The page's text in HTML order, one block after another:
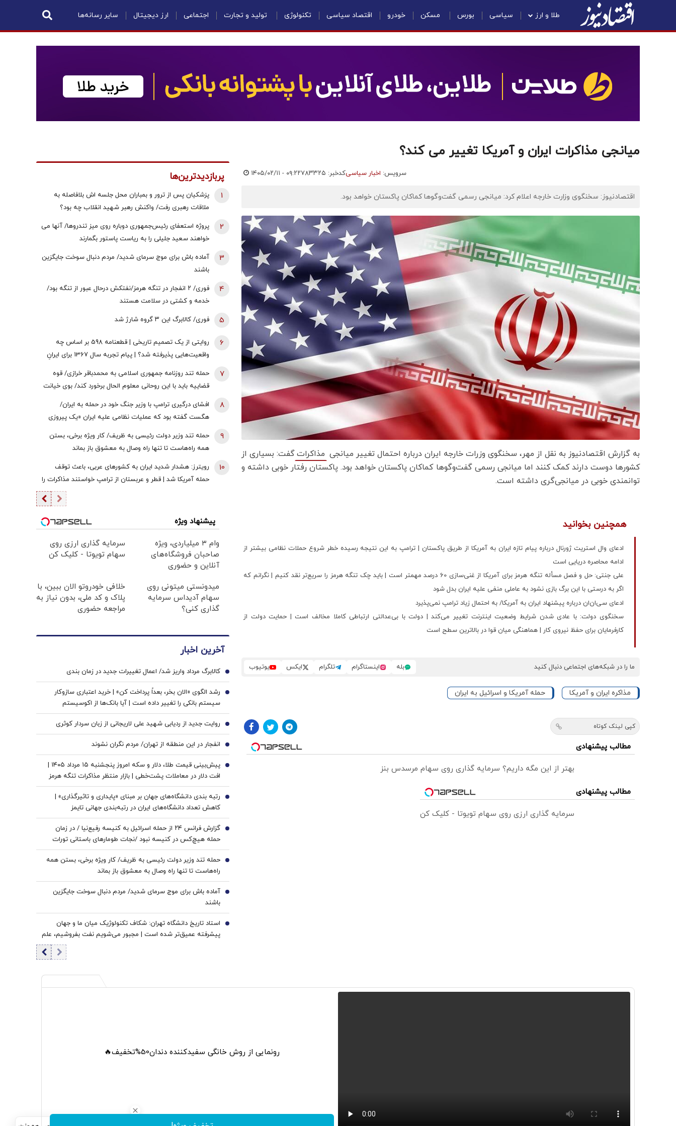
طلا و ارز سیاسی بورس مسکن خودرو اقتصاد سیاسی تکنولوژی تولید و تجارت اجتماعی ارز دیجیتال سایر رسانه‌ها
میانجی مذاکرات ایران و آمریکا تغییر می کند؟
سرویس: اخبار سیاسیکدخبر: ۷۸۳۳۲۵ ۱۴۰۵/۰۲/۱۱ - ۰۹:۲۲
اقتصادنیوز: سخنگوی وزارت خارجه اعلام کرد: میانجی رسمی گفت‌وگوها کماکان پاکستان خواهد بود.
به گزارش اقتصادنیوز به نقل از مهر، سخنگوی وزرات خارجه ایران درباره احتمال تغییر میانجی مذاکراتگفت: بسیاری از
کشورها دوست دارند کمک کنند اما میانجی رسمی گفت‌وگوها کماکان پاکستان خواهد بود. پاکستان رفتار خوبی داشته و
توانمندی خوبی در میانجی‌گری داشته است.
همچنین بخوانید
ادعای وال استریت ژورنال درباره پیام تازه ایران به آمریکا از طریق پاکستان | ترامپ به این نتیجه رسیده خطر شروع حملات نظامی بیشتر از
ادامه محاصره دریایی است
علی جنتی: حل و فصل مسأله تنگه هرمز برای آمریکا از غنی‌سازی 60 درصد مهمتر است | باید چک تنگه هرمز را سریع‌تر نقد کنیم | نگرانم که
اگر به درستی با این برگ بازی نشود به عاملی منفی علیه ایران بدل شود
ادعای سی‌ان‌ان درباره پیشنهاد ایران به آمریکا/ به احتمال زیاد ترامپ نمی‌پذیرد
سخنگوی دولت: با عادی شدن شرایط وضعیت اینترنت تغییر می‌کند | دولت با بی‌عدالتی ارتباطی کاملا مخالف است | حمایت دولت از
کارفرمایان برای حفظ نیروی کار | هماهنگی میان قوا در بالاترین سطح است
ما را در شبکه‌های اجتماعی دنبال کنید بله اینستاگرام تلگرام ایکس یوتیوب
مذاکره ایران و آمریکا حمله آمریکا و اسرائیل به ایران
کپی لینک کوتاه
مطالب پیشنهادی
بهتر از این مگه داریم؟ سرمایه گذاری روی سهام مرسدس بنز
مطالب پیشنهادی
سرمایه گذاری ارزی روی سهام تویوتا - کلیک کن
پربازدیدترین‌ها
پزشکیان پس از ترور و بمباران محل جلسه ‌اش بلافاصله به
ملاقات رهبری رفت/ واکنش رهبر شهید انقلاب چه بود؟
1
پروژه استعفای رئیس‌جمهوری دوباره روی میز تندروها/ آنها می
خواهند سعید جلیلی را به ریاست پاستور بگمارند
2
آماده باش برای موج سرمای شدید/ مردم دنبال سوخت جایگزین
باشند
3
فوری/ ۲ انفجار در تنگه هرمز/نفتکش درحال عبور از تنگه بود/
خدمه و کشتی در سلامت هستند
4
فوری/ کالابرگ این ۳ گروه شارژ شد 5
روایتی از یک تصمیم تاریخی | قطعنامه 598 بر اساس چه
واقعیت‌هایی پذیرفته شد؟ | پیام تجربه سال 1367 برای ایرانِ
6
حمله تند روزنامه جمهوری اسلامی به محمدباقر خرازی/ قوه
قضاییه باید با این روحانی معلوم الحال برخورد کند/ بوی خیانت
به مشام می‌رسد
7
افشای درگیری ترامپ با وزیر جنگ خود در حمله به ایران/
هگست گفته بود که عملیات نظامی علیه ایران «یک پیروزی‌
8
حمله تند وزیر دولت رئیسی به ظریف/ کار ویژه برخی، بستن
همه راه‌هاست تا تنها راه وصال به معشوق باز بماند
9
رویترز: هشدار شدید ایران به کشورهای عربی، باعث توقف
حمله آمریکا شد | قطر و عربستان از ترامپ خواستند مذاکرات را
از سر بگیرد | زیرساخت‌های حیاتی انرژی هدف قرار خواهند
10
پیشنهاد ویژه
وام ۳ میلیاردی، ویژه
صاحبان فروشگاه‌های
آنلاین و حضوری
سرمایه گذاری ارزی روی
سهام تویوتا - کلیک کن
میدونستی میتونی روی
سهام آدیداس سرمایه
گذاری کنی؟
خلافی خودروتو الان ببین، با
پلاک و کد ملی، بدون نیاز به
مراجعه حضوری
آخرین اخبار
کالابرگ مرداد واریز شد/ اعمال تغییرات جدید در زمان بندی 1
رشد الگوی «الان بخر، بعداً پرداخت کن» | خرید اعتباری سازوکار
سیستم بانکی را تغییر داده است | آیا بانک‌ها از اکوسیستم
پرداخت خرد کنار گذاشته می‌شوند؟
2
روایت جدید از ردیابی شهید علی لاریجانی از زبان سردار کوثری 3
انفجار در این منطقه از تهران/ مردم نگران نشوند 4
پیش‌بینی قیمت طلا، دلار و سکه امروز پنجشنبه ۱۵ مرداد ۱۴۰۵ |
افت دلار در معاملات پشت‌خطی | بازار منتظر مذاکرات تنگه هرمز
5
رتبه بندی دانشگاه‌های جهان بر مبنای «پایداری و تاثیرگذاری» |
کاهش تعداد دانشگاه‌های ایران در رتبه‌بندی جهانی تایمز
6
گزارش فرانس ۲۴ از حمله اسرائیل به کنیسه رفیع‌نیا / در زمان
حمله هیچ‌کس در کنیسه نبود /نجات طومارهای باستانی تورات
7
حمله تند وزیر دولت رئیسی به ظریف/ کار ویژه برخی، بستن همه
راه‌هاست تا تنها راه وصال به معشوق باز بماند
8
آماده باش برای موج سرمای شدید/ مردم دنبال سوخت جایگزین
باشند
9
استاد تاریخ دانشگاه تهران: شکاف تکنولوژیک میان ما و جهان
پیشرفته عمیق‌تر شده است | مجبور می‌شویم نفت بفروشیم، علم
10
رونمایی از روش خانگی سفیدکننده دندان50%تخفیف🔥